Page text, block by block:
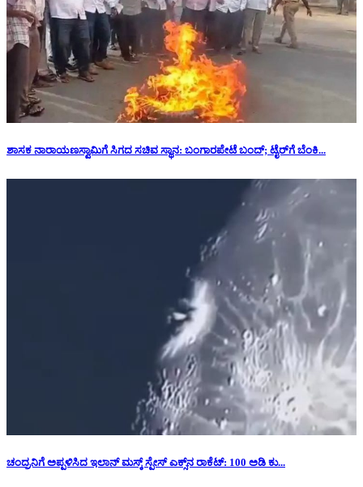
ಶಾಸಕ ನಾರಾಯಣಸ್ವಾಮಿಗೆ ಸಿಗದ ಸಚಿವ ಸ್ಥಾನ: ‌ಬಂಗಾರಪೇಟೆ ಬಂದ್; ಟೈರ್‌ಗೆ ಬೆಂಕಿ...
ಚಂದ್ರನಿಗೆ ಅಪ್ಪಳಿಸಿದ ಇಲಾನ್ ಮಸ್ಕ್ ಸ್ಪೇಸ್‌ ಎಕ್ಸ್‌ನ ರಾಕೆಟ್‌: 100 ಅಡಿ ಕು...